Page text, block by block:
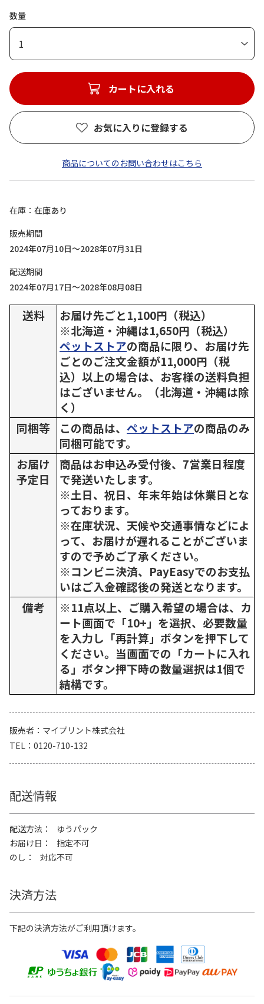
数量
1
カートに入れる
お気に入りに登録する
商品についてのお問い合わせはこちら
在庫
在庫あり
販売期間
2024年07月10日～2028年07月31日
配送期間
2024年07月17日～2028年08月08日
送料
お届け先ごと1,100円（税込）
※北海道・沖縄は1,650円（税込）
ペットストアの商品に限り、お届け先
ごとのご注文金額が11,000円（税
込）以上の場合は、お客様の送料負担
はございません。（北海道・沖縄は除
く）
同梱等
この商品は、 ペットストアの商品のみ
同梱可能です。
お届け
予定日
商品はお申込み受付後、7営業日程度
で発送いたします。
※土日、祝日、年末年始は休業日とな
っております。
※在庫状況、天候や交通事情などによ
って、お届けが遅れることがございま
すので予めご了承ください。
※コンビニ決済、PayEasyでのお支払
いはご入金確認後の発送となります。
備考
※11点以上、ご購入希望の場合は、カ
ート画面で「10+」を選択、必要数量
を入力し「再計算」ボタンを押下して
ください。当画面での「カートに入れ
る」ボタン押下時の数量選択は1個で
結構です。
販売者
マイプリント株式会社
TEL
0120-710-132
配送情報
配送方法
ゆうパック
お届け日
指定不可
のし
対応不可
決済方法
下記の決済方法がご利用頂けます。